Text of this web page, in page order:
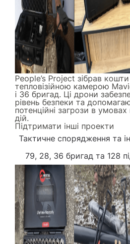
People’s Project зібрав
тепловізійною камерою
і 36 бригад. Ці дрони
рівень безпеки та
потенційні загрози в
дій.
Підтримати інші проекти
Тактичне спорядження та
79, 28, 36 бригад та 128